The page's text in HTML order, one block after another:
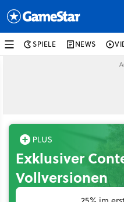
SPIELE NEWS
Exklusiver
Vollversionen